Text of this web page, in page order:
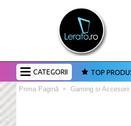
CATEGORII TOP
Prima Pagină Gaming si Accesorii